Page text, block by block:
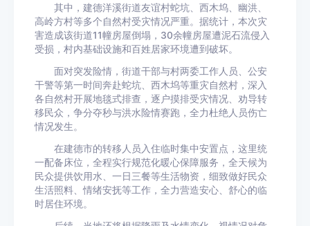
其中，建德洋溪街道友谊村蛇坑、西木坞、幽洪、
高岭方村等多个自然村受灾情况严重。据统计，本次灾
害造成该街道11幢房屋倒塌，30余幢房屋遭泥石流侵入
受损，村内基础设施和百姓居家环境遭到破坏。
面对突发险情，街道干部与村两委工作人员、公安
干警等第一时间奔赴蛇坑、西木坞等重灾自然村，深入
各自然村开展地毯式排查，逐户摸排受灾情况、劝导转
移民众，争分夺秒与洪水险情赛跑，全力杜绝人员伤亡
情况发生。
在建德市的转移人员入住临时集中安置点，这里统
一配备床位，全程实行规范化暖心保障服务，全天候为
民众提供饮用水、一日三餐等生活物资，细致做好民众
生活照料、情绪安抚等工作，全力营造安心、舒心的临
时居住环境。